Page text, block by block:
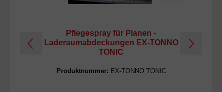
Pflegespray für Planen -
Laderaumabdeckungen EX-TONNO
TONIC
Produktnummer: EX-TONNO TONIC